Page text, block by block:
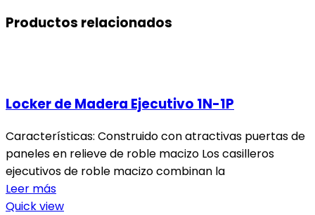
Productos relacionados
Locker de Madera Ejecutivo 1N-1P
Características: Construido con atractivas puertas de
paneles en relieve de roble macizo Los casilleros
ejecutivos de roble macizo combinan la
Leer más
Quick view